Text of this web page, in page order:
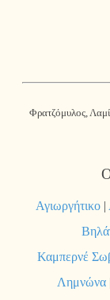
Φρατζόμυλος,
Αγιωργήτικο |
Καμπερνέ
Λημνώνα